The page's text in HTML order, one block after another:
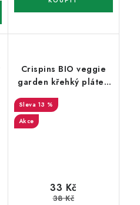
Crispins BIO veggie
garden křehký plátek
100g
13 %
Akce
33 Kč
38 Kč